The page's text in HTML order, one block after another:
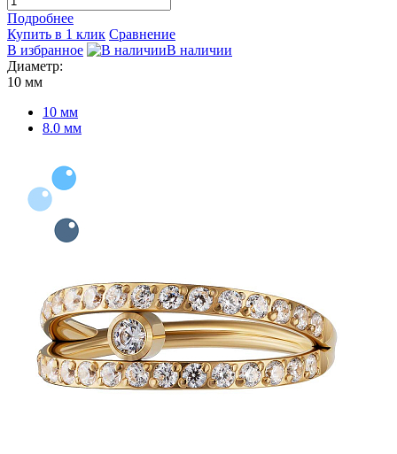
Подробнее
Купить в 1 клик Сравнение
В избранное
В наличии
Диаметр:
10 мм
10 мм
8.0 мм